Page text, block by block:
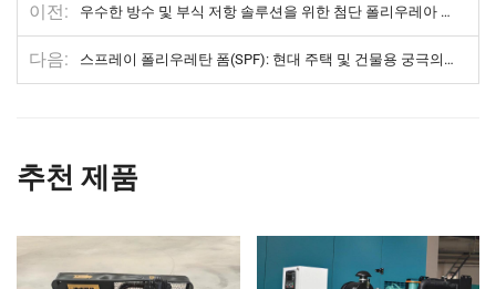
이전 우수한 방수 및 부식 저항 솔루션을 위한 첨단 폴리우레아 스프레이 시스템.
다음 스프레이 폴리우레탄 폼(SPF): 현대 주택 및 건물용 궁극의 단열재
추천 제품